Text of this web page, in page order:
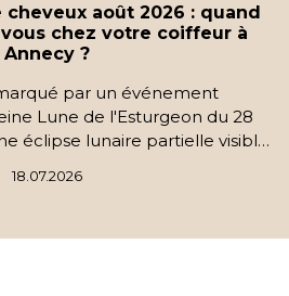
août 2026 : quand
chez votre coiffeur à
Annecy ?
par un événement
Lune de l'Esturgeon du 28
éclipse lunaire partielle visible
dates pour couper ou
Annecy.
18.07.2026